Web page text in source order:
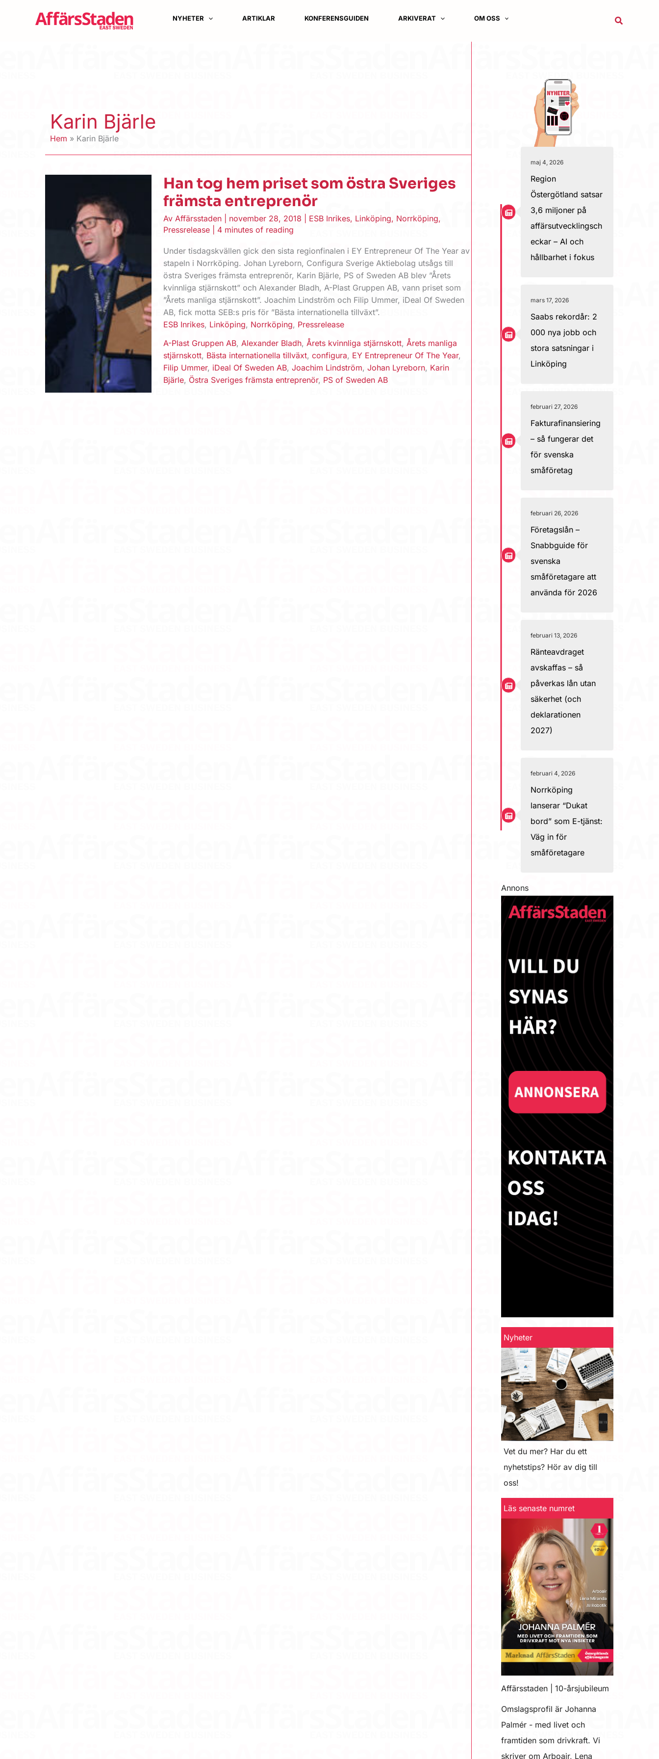
NYHETER ARTIKLAR KONFERENSGUIDEN ARKIVERAT OM OSS Sök
Karin Bjärle
Hem Karin Bjärle
Han tog hem priset som östra Sveriges
främsta entreprenör
AvAffärsstaden november 28, 2018 ESB Inrikes, Linköping, Norrköping,
Pressrelease
4 minutes of reading
Under tisdagskvällen gick den sista regionfinalen i EY Entrepreneur Of The Year av
stapeln i Norrköping. Johan Lyreborn, Configura Sverige Aktiebolag utsågs till
östra Sveriges främsta entreprenör, Karin Bjärle, PS of Sweden AB blev ”Årets
kvinnliga stjärnskott” och Alexander Bladh, A-Plast Gruppen AB, vann priset som
”Årets manliga stjärnskott”. Joachim Lindström och Filip Ummer, iDeal Of Sweden
AB, fick motta SEB:s pris för ”Bästa internationella tillväxt”.
ESB Inrikes, Linköping, Norrköping, Pressrelease
A-Plast Gruppen AB, Alexander Bladh, Årets kvinnliga stjärnskott, Årets manliga
stjärnskott, Bästa internationella tillväxt,configura, EY Entrepreneur Of The Year,
Filip Ummer, iDeal Of Sweden AB,Joachim Lindström,Johan Lyreborn, Karin
Bjärle, Östra Sveriges främsta entreprenör, PS of Sweden AB
maj 4, 2026
Region
Östergötland satsar
3,6 miljoner på
affärsutvecklingsch
eckar – AI och
hållbarhet i fokus
mars 17, 2026
Saabs rekordår: 2
000 nya jobb och
stora satsningar i
Linköping
februari 27, 2026
Fakturafinansiering
– så fungerar det
för svenska
småföretag
februari 26, 2026
Företagslån –
Snabbguide för
svenska
småföretagare att
använda för 2026
februari 13, 2026
Ränteavdraget
avskaffas – så
påverkas lån utan
säkerhet (och
deklarationen
2027)
februari 4, 2026
Norrköping
lanserar “Dukat
bord” som E-tjänst:
Väg in för
småföretagare
Annons
Nyheter
Vet du mer? Har du ett
nyhetstips? Hör av dig till
oss!
Läs senaste numret
Affärsstaden | 10-årsjubileum
Omslagsprofil är Johanna
Palmér - med livet och
framtiden som drivkraft. Vi
skriver om Arboair, Lena